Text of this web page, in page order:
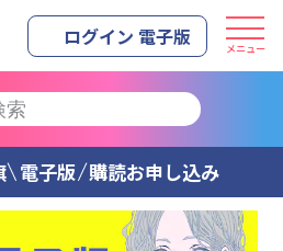
ログイン 電子版 メニュー
電子版 購読お申し込み